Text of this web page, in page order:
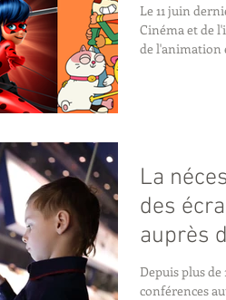
Le 11 juin
Cinéma et de
de l'animation
La
des
auprès
Depuis plus de
conférences